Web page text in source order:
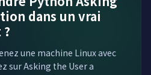
dans un vrai
une machine Linux avec
sur Asking the User a